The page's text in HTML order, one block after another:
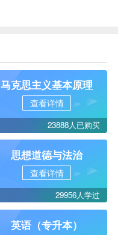
马克思主义基本原理
查看详情
23888人已购买
思想道德与法治
查看详情
29956人学过
英语（专升本）